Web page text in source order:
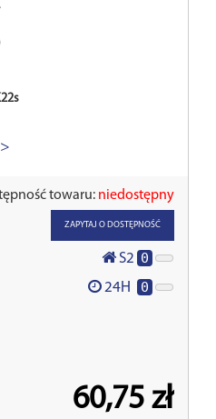
towaru: niedostępny
ZAPYTAJ O DOSTĘPNOŚĆ
S2 0
24H 0
60,75 zł